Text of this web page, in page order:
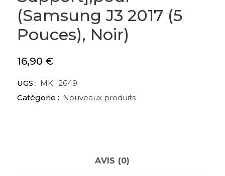
(Samsung J3 2017 (5
Pouces), Noir)
16,90 €
UGS : MK_2649
Catégorie : Nouveaux produits
AVIS (0)